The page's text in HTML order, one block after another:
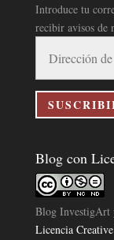
Introduce tu
recibir avisos de
correo
electrónico
Blog con
Blog InvestigArt
Licencia